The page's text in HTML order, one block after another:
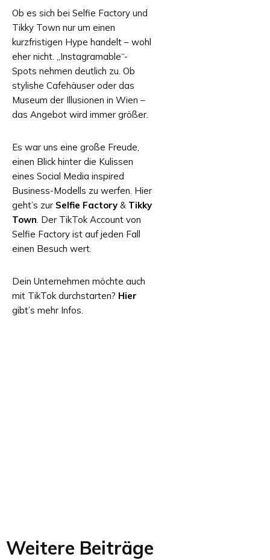
Ob es sich bei Selfie Factory und
Tikky Town nur um einen
kurzfristigen Hype handelt – wohl
eher nicht. „Instagramable“-
Spots nehmen deutlich zu. Ob
stylishe Cafehäuser oder das
Museum der Illusionen in Wien –
das Angebot wird immer größer.
Es war uns eine große Freude,
einen Blick hinter die Kulissen
eines Social Media inspired
Business-Modells zu werfen. Hier
geht’s zur Selfie Factory & Tikky
Town. Der TikTok Account von
Selfie Factory ist auf jeden Fall
einen Besuch wert.
Dein Unternehmen möchte auch
mit TikTok durchstarten? Hier
gibt’s mehr Infos.
Weitere Beiträge